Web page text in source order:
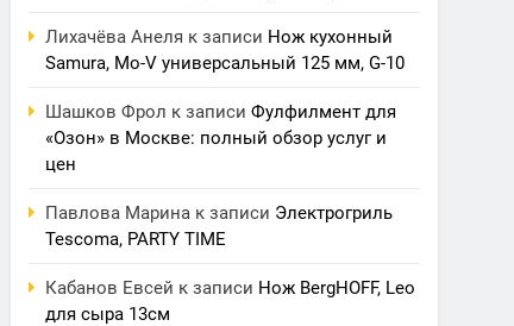
Лихачёва Анеля к записи Нож кухонный
Samura, Mo-V универсальный 125 мм, G-10
Шашков Фрол к записиФулфилмент для
«Озон» в Москве: полный обзор услуг и
цен
Павлова Марина к записи Электрогриль
Tescoma, PARTY TIME
Кабанов Евсей к записи Нож BergHOFF, Leo
для сыра 13см